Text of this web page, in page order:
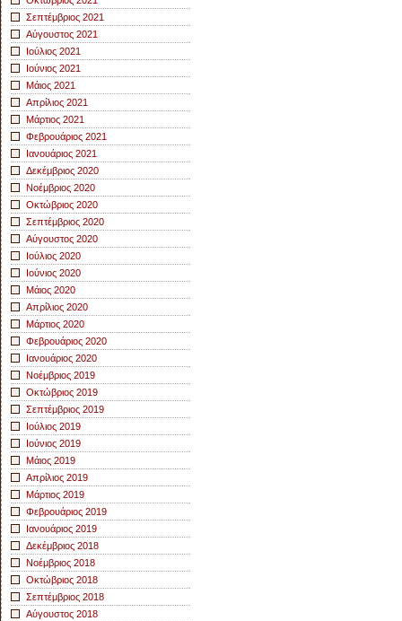
Σεπτέμβριος 2021
Αύγουστος 2021
Ιούλιος 2021
Ιούνιος 2021
Μάιος 2021
Απρίλιος 2021
Μάρτιος 2021
Φεβρουάριος 2021
Ιανουάριος 2021
Δεκέμβριος 2020
Νοέμβριος 2020
Οκτώβριος 2020
Σεπτέμβριος 2020
Αύγουστος 2020
Ιούλιος 2020
Ιούνιος 2020
Μάιος 2020
Απρίλιος 2020
Μάρτιος 2020
Φεβρουάριος 2020
Ιανουάριος 2020
Νοέμβριος 2019
Οκτώβριος 2019
Σεπτέμβριος 2019
Ιούλιος 2019
Ιούνιος 2019
Μάιος 2019
Απρίλιος 2019
Μάρτιος 2019
Φεβρουάριος 2019
Ιανουάριος 2019
Δεκέμβριος 2018
Νοέμβριος 2018
Οκτώβριος 2018
Σεπτέμβριος 2018
Αύγουστος 2018